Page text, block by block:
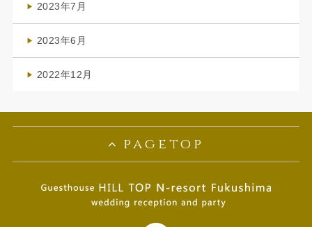
2023年7月
2023年6月
2022年12月
pagetop